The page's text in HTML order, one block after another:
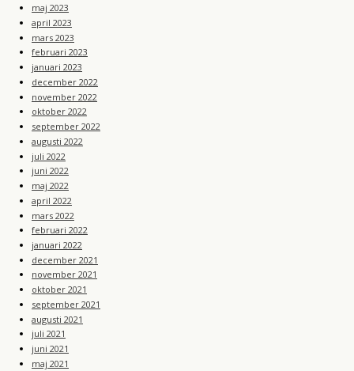
maj 2023
april 2023
mars 2023
februari 2023
januari 2023
december 2022
november 2022
oktober 2022
september 2022
augusti 2022
juli 2022
juni 2022
maj 2022
april 2022
mars 2022
februari 2022
januari 2022
december 2021
november 2021
oktober 2021
september 2021
augusti 2021
juli 2021
juni 2021
maj 2021